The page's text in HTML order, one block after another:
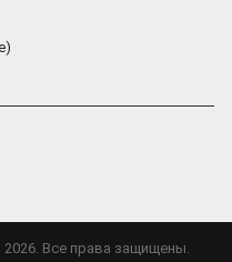
Все права защищены.